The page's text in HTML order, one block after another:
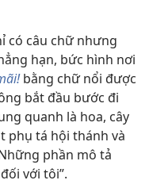
có câu chữ nhưng
hạn, bức hình nơi
bằng chữ nổi được
bắt đầu bước đi
quanh là hoa, cây
phụ tá hội thánh và
phần mô tả
với tôi”.